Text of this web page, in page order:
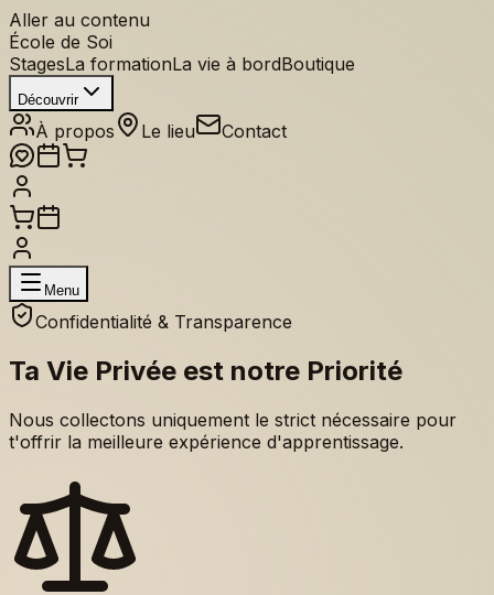
Aller au contenu
École de Soi
StagesLa formationLa vie à bordBoutique
Découvrir
À propos Le lieu Contact
Menu
Confidentialité & Transparence
Ta Vie Privée est notre Priorité
Nous collectons uniquement le strict nécessaire pour
t'offrir la meilleure expérience d'apprentissage.